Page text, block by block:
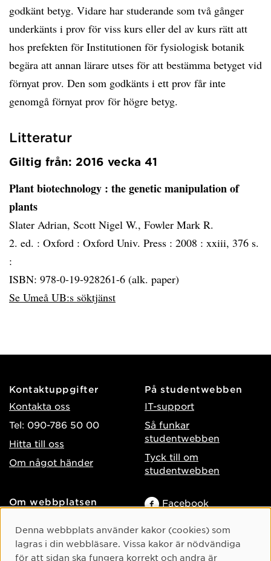
godkänt betyg. Vidare har studerande som två gånger
underkänts i prov för viss kurs eller del av kurs rätt att
hos prefekten för Institutionen för fysiologisk botanik
begära att annan lärare utses för att bestämma betyget vid
förnyat prov. Den som godkänts i ett prov får inte
genomgå förnyat prov för högre betyg.
Litteratur
Giltig från: 2016 vecka 41
Plant biotechnology : the genetic manipulation of
plants
Slater Adrian, Scott Nigel W., Fowler Mark R.
2. ed. : Oxford : Oxford Univ. Press : 2008 : xxiii, 376 s.
:
ISBN: 978-0-19-928261-6 (alk. paper)
Se Umeå UB:s söktjänst
Kontaktuppgifter
Kontakta oss
Tel: 090-786 50 00
Hitta till oss
Om något händer
På studentwebben
IT-support
Så funkar
studentwebben
Tyck till om
studentwebben
Om webbplatsen
Behandling av
personuppgifter
Facebook
TikTok
Cookie-samtycke
Denna webbplats använder kakor (cookies) som
lagras i din webbläsare. Vissa kakor är nödvändiga
för att sidan ska fungera korrekt och andra är